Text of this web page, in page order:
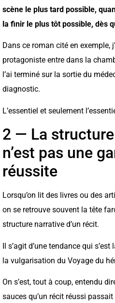
scène le plus tard possible,
la finir le plus tôt possible, dès
Dans ce roman cité en exemple,
protagoniste entre dans la
l’ai terminé sur la sortie du
diagnostic.
L’essentiel et seulement
2 — La
n’est pas une
réussite
Lorsqu’on lit des livres ou des
on se retrouve souvent la tête
structure narrative d’un récit.
Il s’agit d’une tendance qui
la vulgarisation du Voyage du
On s’est, tout à coup, entendu
sauces qu’un récit réussi